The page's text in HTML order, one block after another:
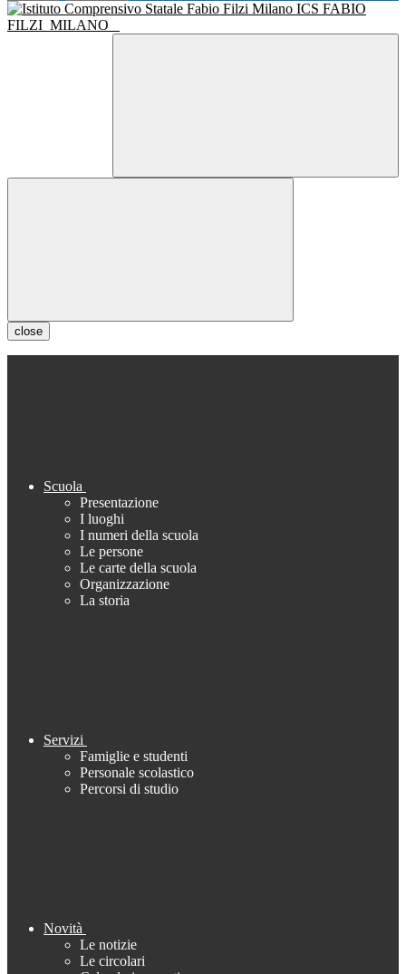
ICS FABIO
FILZI MILANO
close
Scuola
Presentazione
I luoghi
I numeri della scuola
Le persone
Le carte della scuola
Organizzazione
La storia
Servizi
Famiglie e studenti
Personale scolastico
Percorsi di studio
Novità
Le notizie
Le circolari